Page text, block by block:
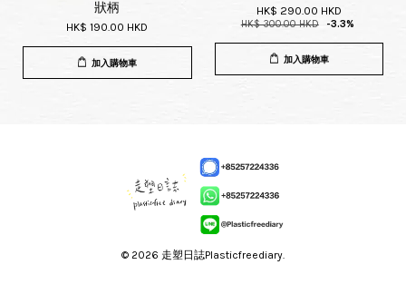
狀柄
HK$ 190.00 HKD
加入購物車
HK$ 290.00 HKD
HK$ 300.00 HKD -3.3%
加入購物車
© 2026 走塑日誌Plasticfreediary.